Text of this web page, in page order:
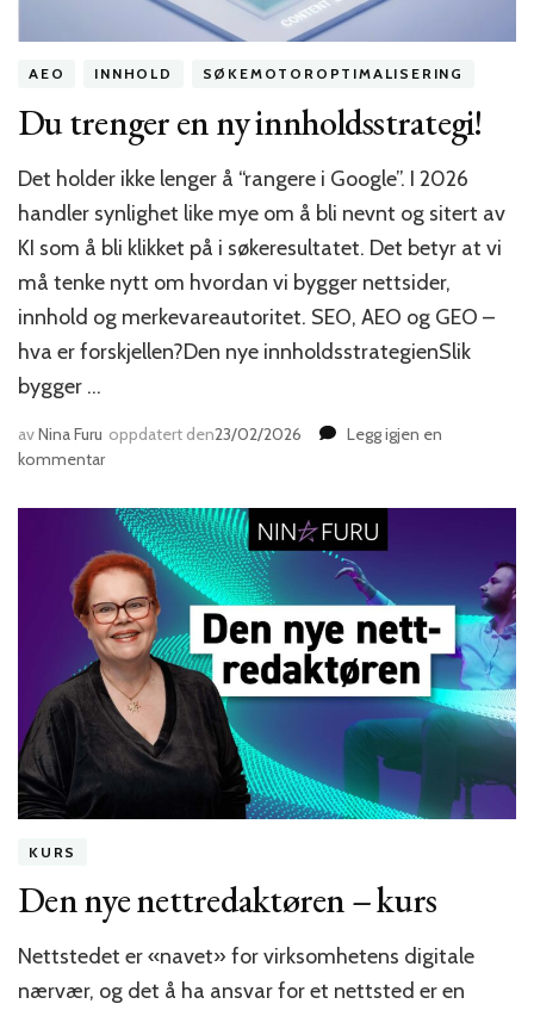
AEO INNHOLD SØKEMOTOROPTIMALISERING
Du trenger en ny innholdsstrategi!
Det holder ikke lenger å “rangere i Google”. I 2026
handler synlighet like mye om å bli nevnt og sitert av
KI som å bli klikket på i søkeresultatet. Det betyr at vi
må tenke nytt om hvordan vi bygger nettsider,
innhold og merkevareautoritet. SEO, AEO og GEO –
hva er forskjellen?Den nye innholdsstrategienSlik
bygger …
avNina Furu oppdatert den23/02/2026
Legg igjen en
kommentartil
trenger
ny
innholdsstrategi!
KURS
Den nye nettredaktøren – kurs
Nettstedet er «navet» for virksomhetens digitale
nærvær, og det å ha ansvar for et nettsted er en